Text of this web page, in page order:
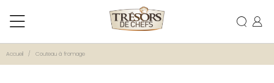
Accueil Couteau à fromage